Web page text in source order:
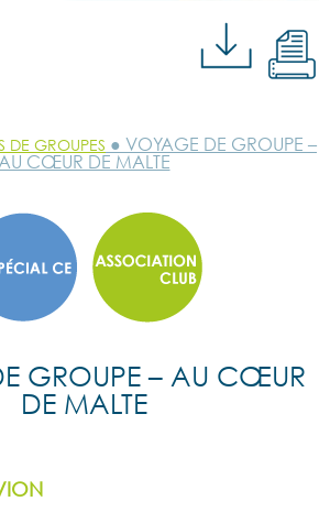
DE GROUPES ● VOYAGE DE GROUPE –
AU CŒUR DE MALTE
GROUPE – AU CŒUR
DE MALTE